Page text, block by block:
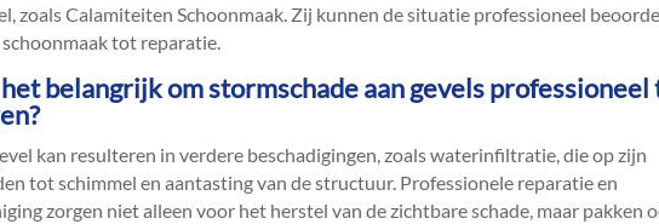
zoals Calamiteiten Schoonmaak.​ Zij kunnen de situatie professioneel
schoonmaak tot reparatie.​
belangrijk om stormschade aan gevels professioneel
kan resulteren in verdere beschadigingen, zoals waterinfiltratie, die op zijn
tot schimmel en aantasting van de structuur.​ Professionele reparatie en
zorgen niet alleen voor het herstel van de zichtbare schade, maar pakken